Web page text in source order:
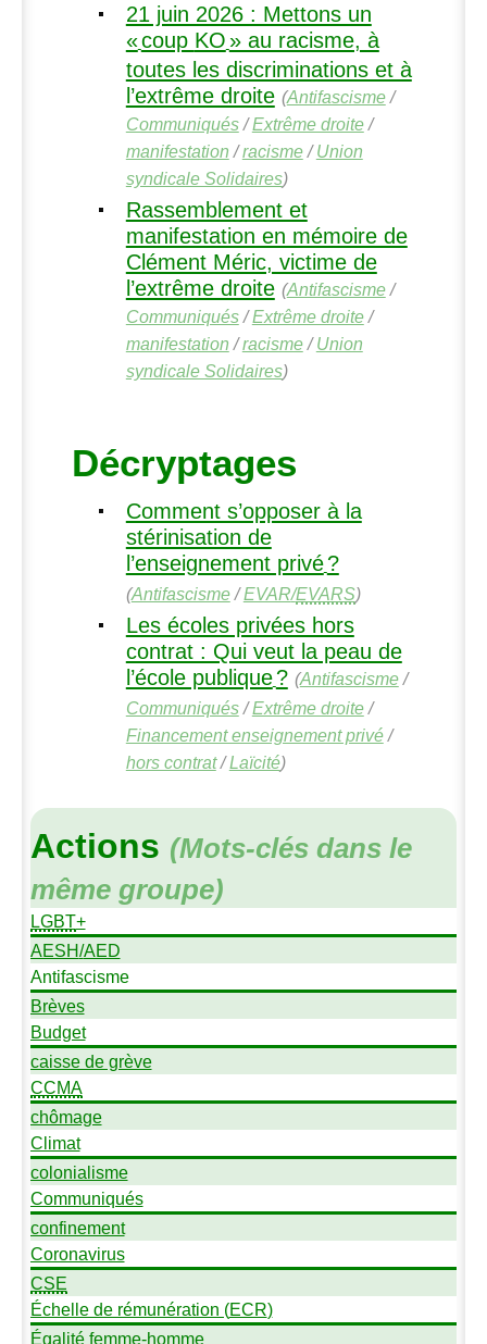
21 juin 2026 : Mettons un
«coup KO » au racisme, à
toutes les discriminations et à
l’extrême droite (Antifascisme/
Communiqués/Extrême droite/
manifestation /racisme/Union
syndicale Solidaires)
Rassemblement et
manifestation en mémoire de
Clément Méric, victime de
l’extrême droite (Antifascisme/
Communiqués/Extrême droite/
manifestation /racisme/Union
syndicale Solidaires)
Décryptages
Comment s’opposer à la
stérinisation de
l’enseignement privé?
(Antifascisme/EVAR/EVARS)
Les écoles privées hors
contrat : Qui veut la peau de
l’école publique? (Antifascisme/
Communiqués/Extrême droite/
Financement enseignement privé/
hors contrat/Laïcité)
Actions (Mots-clés dans le
même groupe)
LGBT+
AESH/AED
Antifascisme
Brèves
Budget
caisse de grève
CCMA
chômage
Climat
colonialisme
Communiqués
confinement
Coronavirus
CSE
Échelle de rémunération (ECR)
Égalité femme-homme